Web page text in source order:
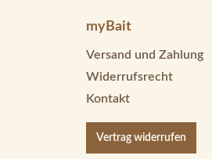
myBait
Versand und Zahlung
Widerrufsrecht
Kontakt
Vertrag widerrufen